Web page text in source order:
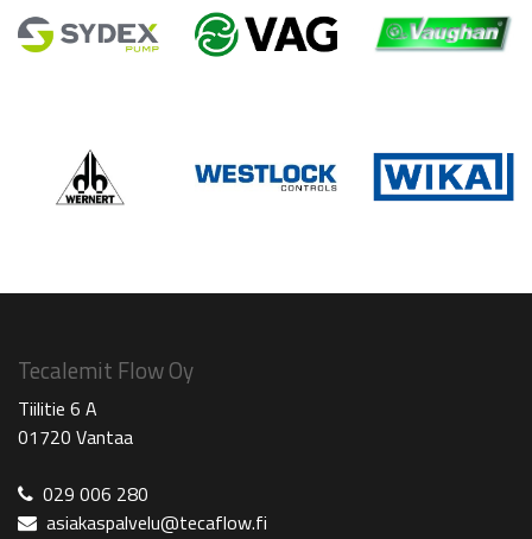
Tecalemit Flow Oy
Tiilitie 6 A
01720 Vantaa
029 006 280
asiakaspalvelu@tecaflow.fi